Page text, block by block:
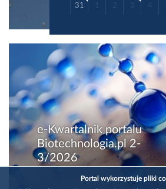
31 1 2 3 4
e-Kwartalnik portalu
Biotechnologia.pl 2-
3/2026
Portal wykorzystuje pliki